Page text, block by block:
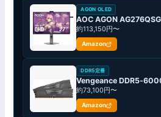
AGON OLED
AOC AGON
約113,150円〜
Amazon
DDR5定番
Vengeance DDR5-
約73,100円〜
Amazon